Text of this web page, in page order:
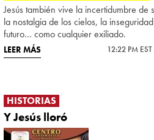
Jesús también vive la incertidumbre de
la nostalgia de los cielos, la
futuro… como cualquier exiliado.
LEER MÁS 12:22 PM
HISTORIAS
Y Jesús lloró